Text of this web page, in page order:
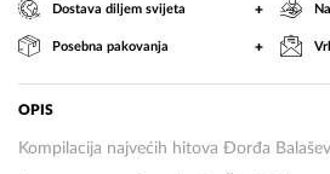
Dostava diljem svijeta +
Posebna pakovanja +
OPIS
Kompilacija najvećih hitova Đorđa